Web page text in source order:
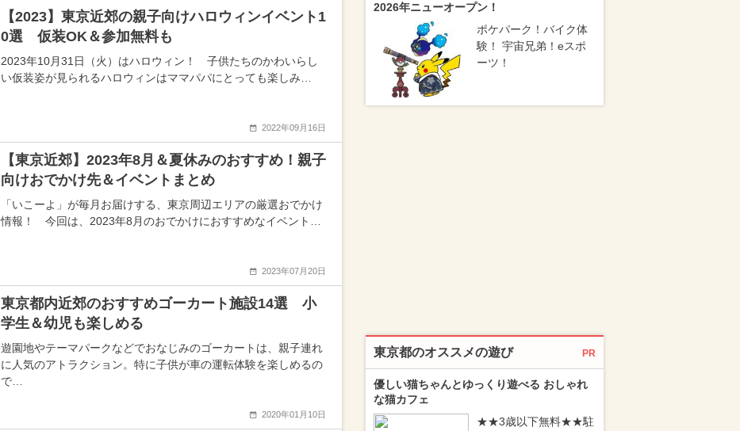
【2023】東京近郊の親子向けハロウィンイベント1
0選 仮装OK＆参加無料も
2023年10月31日（火）はハロウィン！ 子供たちのかわいらし
い仮装姿が見られるハロウィンはママパパにとっても楽しみ…
2022年09月16日
【東京近郊】2023年8月＆夏休みのおすすめ！親子
向けおでかけ先＆イベントまとめ
「いこーよ」が毎月お届けする、東京周辺エリアの厳選おでかけ
情報！ 今回は、2023年8月のおでかけにおすすめなイベント…
2023年07月20日
東京都内近郊のおすすめゴーカート施設14選 小
学生＆幼児も楽しめる
遊園地やテーマパークなどでおなじみのゴーカートは、親子連れ
に人気のアトラクション。特に子供が車の運転体験を楽しめるの
で…
2020年01月10日
2026年ニューオープン！
ポケパーク！バイク体
験！ 宇宙兄弟！eスポ
ーツ！
東京都のオススメの遊び PR
優しい猫ちゃんとゆっくり遊べる おしゃれ
な猫カフェ
★★3歳以下無料★★駐